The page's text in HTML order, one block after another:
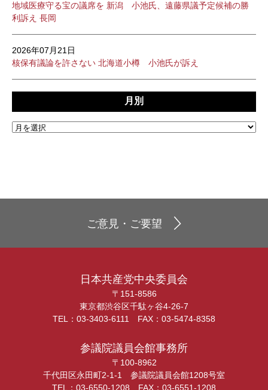
地域医療守る宝の議席を 新潟 小池氏、遠藤県議予定候補の勝
利訴え 長岡
2026年07月21日
核保有議論を許さない 北海道小樽 小池氏が訴え
月別
ご意見・ご要望
日本共産党中央委員会
〒151-8586
東京都渋谷区千駄ヶ谷4-26-7
TEL：03-3403-6111 FAX：03-5474-8358
参議院議員会館事務所
〒100-8962
千代田区永田町2-1-1 参議院議員会館1208号室
TEL：03-6550-1208 FAX：03-6551-1208